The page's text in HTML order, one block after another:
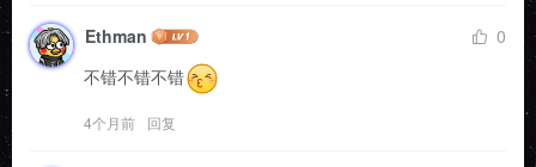
Ethman
0
不错不错不错
4个月前 回复